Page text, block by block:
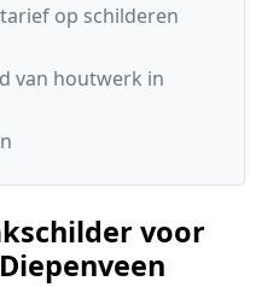
op schilderen
van houtwerk in
voor